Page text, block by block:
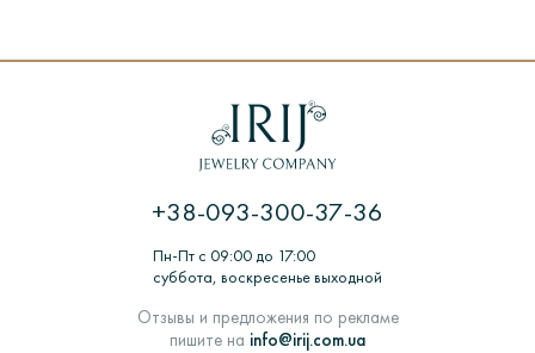
Если изделия нет в наличии, то для его изготовления
долгий процесс производства.
ЦИКЛ: Заказ покупателем> Обработка заказа>
Изготовление из воска> Шихтовка> Формирование и
ювелирных изделий в литейных вакуумных машинах>
изделий> Работы по шлифовке> ВТК> пробирка камни>
Полировка и придание глянцу> Упаковка и отправка
покупателю.
+38-093-300-37-36
Пн-Пт с 09:00 до 17:00
суббота, воскресенье выходной
Отзывы и предложения по рекламе
пишите на info@irij.com.ua